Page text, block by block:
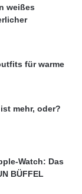
weißes
für warme
mehr, oder?
Watch: Das
BÜFFEL